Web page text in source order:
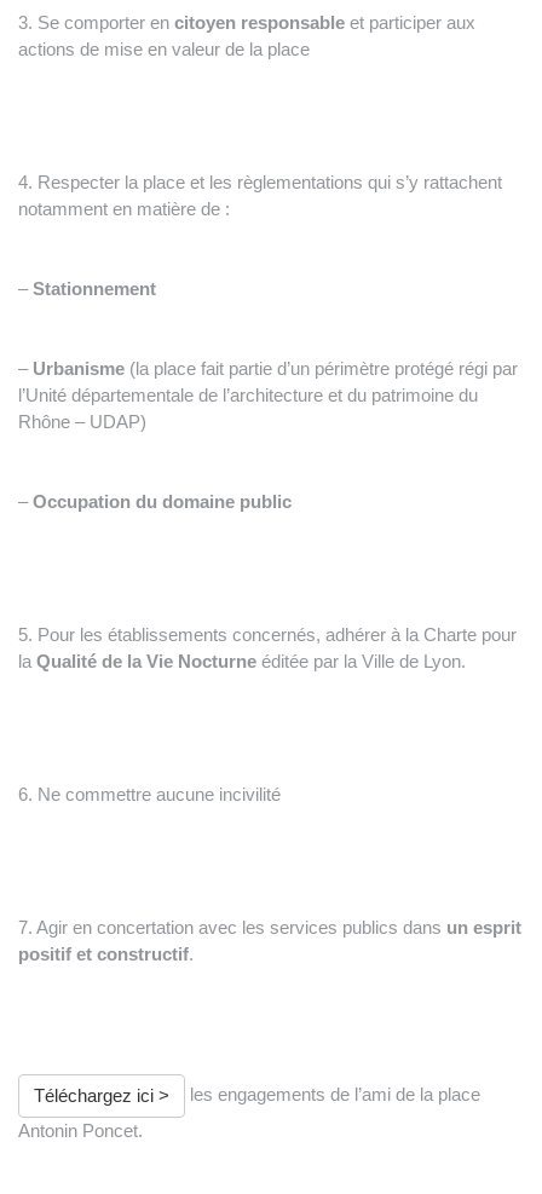
3. Se comporter en citoyen responsable et participer aux
actions de mise en valeur de la place
4. Respecter la place et les règlementations qui s’y rattachent
notamment en matière de :
–Stationnement
– Urbanisme (la place fait partie d’un périmètre protégé régi par
l’Unité départementale de l’architecture et du patrimoine du
Rhône – UDAP)
–Occupation du domaine public
5. Pour les établissements concernés, adhérer à la Charte pour
la Qualité de la Vie Nocturne éditée par la Ville de Lyon.
6. Ne commettre aucune incivilité
7. Agir en concertation avec les services publics dans un esprit
positif et constructif.
Téléchargez ici >
les engagements de l’ami de la place
Antonin Poncet.